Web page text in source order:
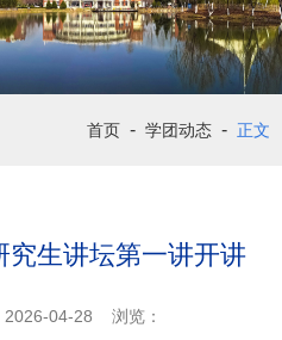
首页 - 学团动态 - 正文
究生讲坛第一讲开讲
2026-04-28 浏览：